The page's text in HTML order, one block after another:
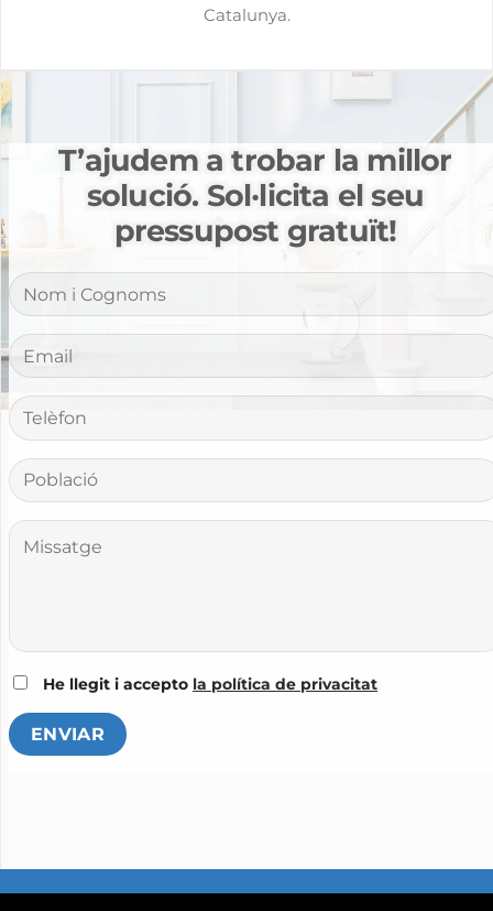
Catalunya.
T’ajudem a trobar la millor
solució. Sol·licita el seu
pressupost gratuït!
He llegit i accepto la política de privacitat
AVIS LEGAL POLITICA DE PRIVASITAT POLITICA DE COOKIES